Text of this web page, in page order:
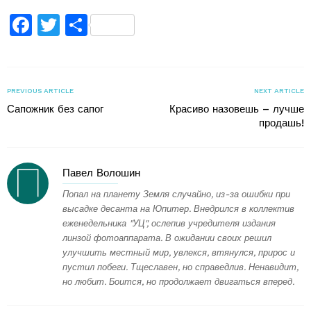
Facebook
TwitterПоділитися
PREVIOUS ARTICLE
Сапожник без сапог
NEXT ARTICLE
Красиво назовешь – лучше
продашь!
Павел Волошин
Попал на планету Земля случайно, из-за ошибки при
высадке десанта на Юпитер. Внедрился в коллектив
еженедельника "УЦ", ослепив учредителя издания
линзой фотоаппарата. В ожидании своих решил
улучшить местный мир, увлекся, втянулся, прирос и
пустил побеги. Тщеславен, но справедлив. Ненавидит,
но любит. Боится, но продолжает двигаться вперед.